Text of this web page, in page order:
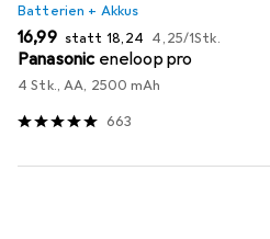
Batterien + Akkus
EUR
16,99 statt EUR
18,24 EUR
4,25/1Stk.
Panasonic eneloop pro
4 Stk., AA, 2500 mAh
663